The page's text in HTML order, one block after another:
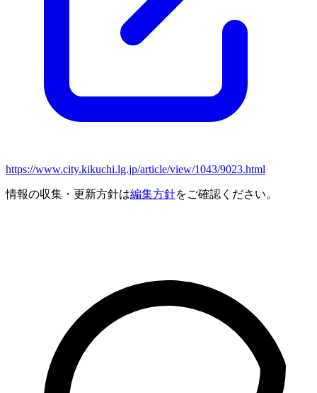
https://www.city.kikuchi.lg.jp/article/view/1043/9023.html
情報の収集・更新方針は編集方針をご確認ください。